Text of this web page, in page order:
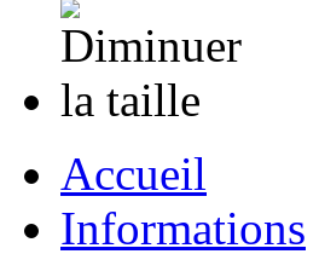
Accueil
Informations